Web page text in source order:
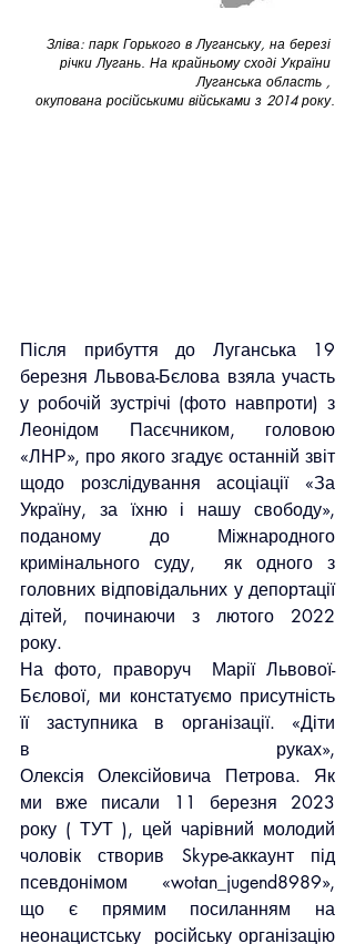
Зліва: парк Горького в Луганську, на березі
річки Лугань. На крайньому сході України
Луганська область ,
окупована російськими військами з 2014 року.
Після прибуття до Луганська 19
березня Львова-Бєлова взяла участь
у робочій зустрічі (фото навпроти) з
Леонідом Пасєчником, головою
«ЛНР», про якого згадує останній звіт
щодо розслідування асоціації «За
Україну, за їхню і нашу свободу»,
поданому до Міжнародного
кримінального суду,  як одного з
головних відповідальних у депортації
дітей, починаючи з лютого 2022
року.
На фото, праворуч  Марії Львової-
Бєлової, ми констатуємо присутність
її заступника в організації. «Діти
в руках»,
Олексія Олексійовича Петрова. Як
ми вже писали 11 березня 2023
року ( ТУТ ), цей чарівний молодий
чоловік створив Skype-аккаунт під
псевдонімом «wotan_jugend8989»,
що є прямим посиланням на
неонацистську  російську організацію